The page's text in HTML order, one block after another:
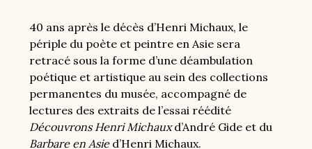
40 ans après le décès d’Henri Michaux, le
périple du poète et peintre en Asie sera
retracé sous la forme d’une déambulation
poétique et artistique au sein des collections
permanentes du musée, accompagné de
lectures des extraits de l’essai réédité
Découvrons Henri Michauxd’André Gide et du
Barbare en Asie d’Henri Michaux.